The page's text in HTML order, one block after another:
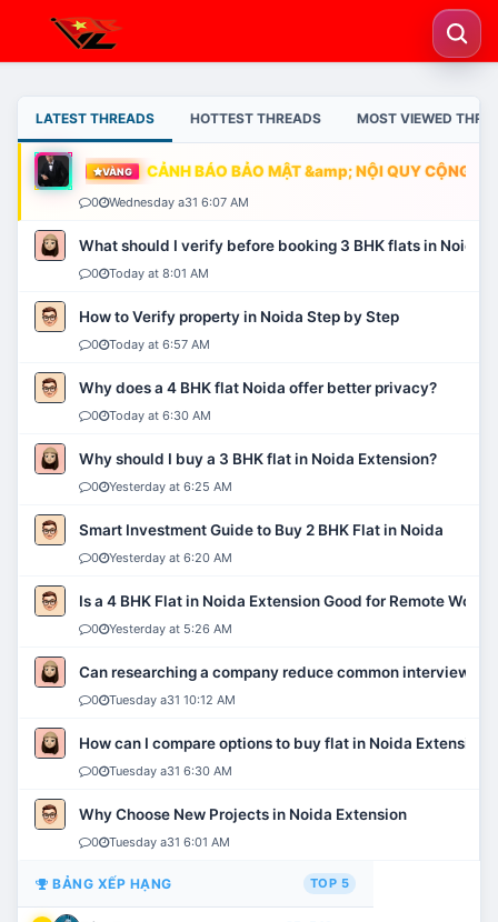
LATEST THREADS HOTTEST THREADS MOST VIEWED
VÀNG CẢNH BÁO BẢO MẬT &amp; NỘI QUY CỘNG
0 Wednesday a31 6:07 AM
What should I verify before booking 3 BHK flats in Noida?
0 Today at 8:01 AM
How to Verify property in Noida Step by Step
0 Today at 6:57 AM
Why does a 4 BHK flat Noida offer better privacy?
0 Today at 6:30 AM
Why should I buy a 3 BHK flat in Noida Extension?
0 Yesterday at 6:25 AM
Smart Investment Guide to Buy 2 BHK Flat in Noida
0 Yesterday at 6:20 AM
Is a 4 BHK Flat in Noida Extension Good for Remote Work?
0 Yesterday at 5:26 AM
Can researching a company reduce common interview
0 Tuesday a31 10:12 AM
How can I compare options to buy flat in Noida Extension?
0 Tuesday a31 6:30 AM
Why Choose New Projects in Noida Extension
0 Tuesday a31 6:01 AM
BẢNG XẾP HẠNG TOP 5